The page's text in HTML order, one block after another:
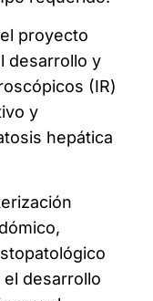
proyecto
desarrollo y
(IR)
y
hepática
desarrollo